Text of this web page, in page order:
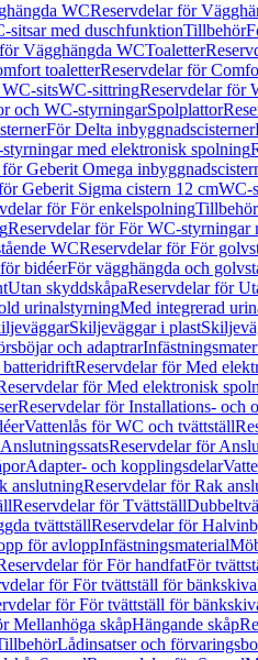
WCReservdelar för
sitsar med duschfunktionTillbehör
Vägghängda WCToaletter
toaletterReservdelar för
sitsWC-sittringReservdelar för
och WC-styrningarSpolplattor
För Delta inbyggnadscisterner
med elektronisk spolning
Geberit Omega
Geberit Sigma cistern 12 cmWC-
för För enkelspolning
Reservdelar för För WC-styrningar
WCReservdelar för För
bidéerFör vägghängda och
Utan skyddskåpaReservdelar för
urinalstyrningMed integrerad
Skiljeväggar i plast
och adaptrar
Reservdelar för Med
för Med elektronisk
Reservdelar för Installations- och
Vattenlås för WC och tvättställ
AnslutningssatsReservdelar för
Adapter- och kopplingsdelar
anslutningReservdelar för Rak
Reservdelar för Tvättställ
tvättställReservdelar för
för avloppInfästningsmaterial
för För handfatFör
för För tvättställ för bänkskiva
för För tvättställ för
Mellanhöga skåpHängande skåp
Lådinsatser och